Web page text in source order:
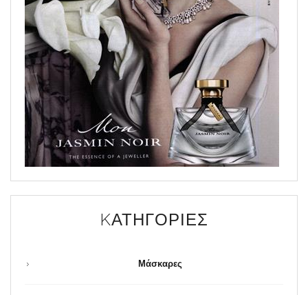
KΑΤΗΓΟΡΊΕΣ
Μάσκαρες